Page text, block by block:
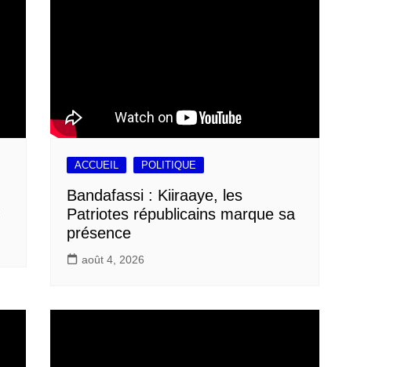
ACCUEIL POLITIQUE
Bandafassi : Kiiraaye, les
Patriotes républicains marque sa
présence
août 4, 2026